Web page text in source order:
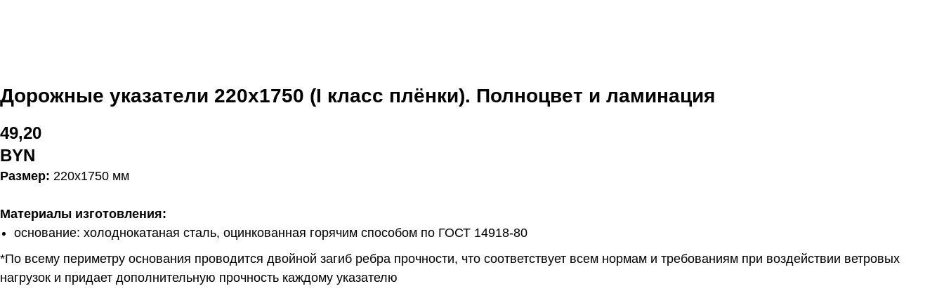
Дорожные указатели 220x1750 (I класс плёнки). Полноцвет и ламинация
49,20
BYN
Размер: 220x1750 мм
Материалы изготовления:
основание: холоднокатаная сталь, оцинкованная горячим способом по ГОСТ 14918-80
*По всему периметру основания проводится двойной загиб ребра прочности, что соответствует всем нормам и требованиям при воздействии ветровых
нагрузок и придает дополнительную прочность каждому указателю